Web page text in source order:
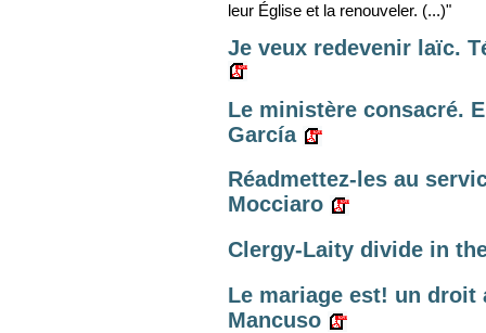
leur Église et la renouveler. (...)"
Je veux redevenir laïc.
Le ministère consacré.
García
Réadmettez-les au
Mocciaro
Clergy-Laity divide in
Le mariage est! un
Mancuso